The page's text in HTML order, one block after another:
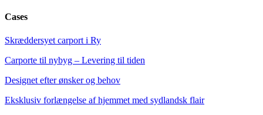
Cases
Skræddersyet carport i Ry
Carporte til nybyg – Levering til tiden
Designet efter ønsker og behov
Eksklusiv forlængelse af hjemmet med sydlandsk flair